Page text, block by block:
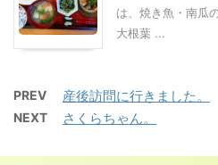
は、焼き魚・南瓜
大根葉 ...
PREV 産後訪問に行きました。
NEXT さくらちゃん。